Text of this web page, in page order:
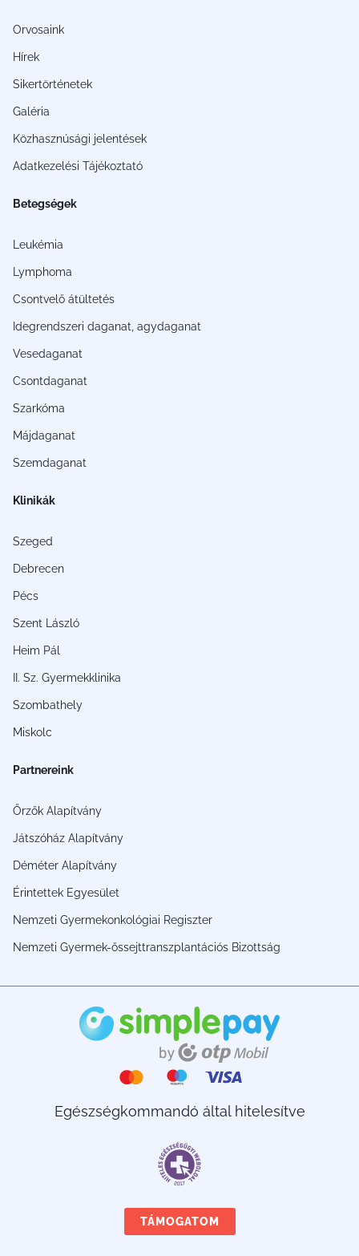
Orvosaink
Hírek
Sikertörténetek
Galéria
Közhasznúsági jelentések
Adatkezelési Tájékoztató
Betegségek
Leukémia
Lymphoma
Csontvelő átültetés
Idegrendszeri daganat, agydaganat
Vesedaganat
Csontdaganat
Szarkóma
Májdaganat
Szemdaganat
Klinikák
Szeged
Debrecen
Pécs
Szent László
Heim Pál
II. Sz. Gyermekklinika
Szombathely
Miskolc
Partnereink
Őrzők Alapítvány
Játszóház Alapítvány
Déméter Alapítvány
Érintettek Egyesület
Nemzeti Gyermekonkológiai Regiszter
Nemzeti Gyermek-őssejttranszplantációs Bizottság
Egészségkommandó által hitelesítve
TÁMOGATOM